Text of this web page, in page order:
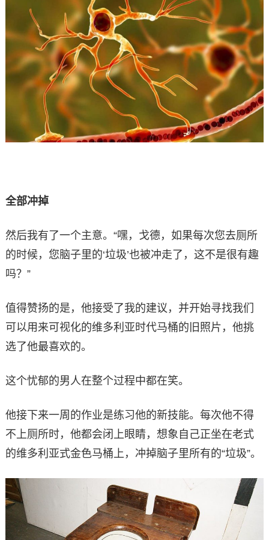
全部冲掉
然后我有了一个主意。“嘿，戈德，如果每次您去厕所
的时候，您脑子里的‘垃圾’也被冲走了，这不是很有趣
吗？”
值得赞扬的是，他接受了我的建议，并开始寻找我们
可以用来可视化的维多利亚时代马桶的旧照片，他挑
选了他最喜欢的。
这个忧郁的男人在整个过程中都在笑。
他接下来一周的作业是练习他的新技能。每次他不得
不上厕所时，他都会闭上眼睛，想象自己正坐在老式
的维多利亚式金色马桶上，冲掉脑子里所有的“垃圾”。